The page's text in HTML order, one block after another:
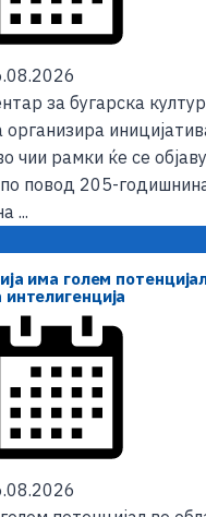
за бугарска
организира
чии рамки ќе се
повод 205-
...
има голем